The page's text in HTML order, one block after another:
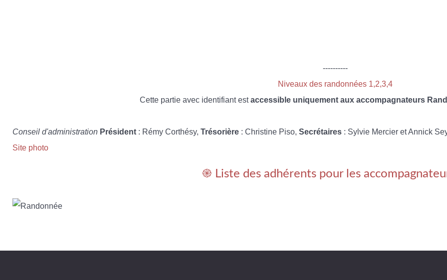
----------
Niveaux des randonnées 1,2,3,4
Cette partie avec identifiant estaccessible uniquement aux accompagnateurs
Conseil d'administration Président : Rémy Corthésy, Trésorière : Christine Piso, Secrétaires : Sylvie Mercier et Annick
Site photo
֎ Liste des adhérents pour les